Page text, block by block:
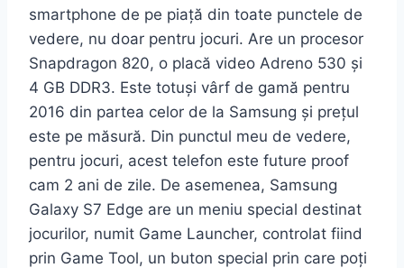
smartphone de pe piață din toate punctele de
vedere, nu doar pentru jocuri. Are un procesor
Snapdragon 820, o placă video Adreno 530 și
4 GB DDR3. Este totuși vârf de gamă pentru
2016 din partea celor de la Samsung și prețul
este pe măsură. Din punctul meu de vedere,
pentru jocuri, acest telefon este future proof
cam 2 ani de zile. De asemenea, Samsung
Galaxy S7 Edge are un meniu special destinat
jocurilor, numit Game Launcher, controlat fiind
prin Game Tool, un buton special prin care poți